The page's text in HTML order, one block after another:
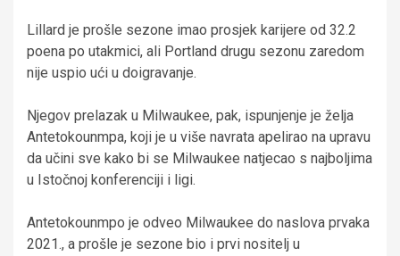
Lillard je prošle sezone imao prosjek karijere od 32.2
poena po utakmici, ali Portland drugu sezonu zaredom
nije uspio ući u doigravanje.
Njegov prelazak u Milwaukee, pak, ispunjenje je želja
Antetokounmpa, koji je u više navrata apelirao na upravu
da učini sve kako bi se Milwaukee natjecao s najboljima
u Istočnoj konferenciji i ligi.
Antetokounmpo je odveo Milwaukee do naslova prvaka
2021., a prošle je sezone bio i prvi nositelj u